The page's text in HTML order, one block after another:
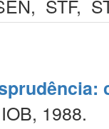
, STF,
1988.